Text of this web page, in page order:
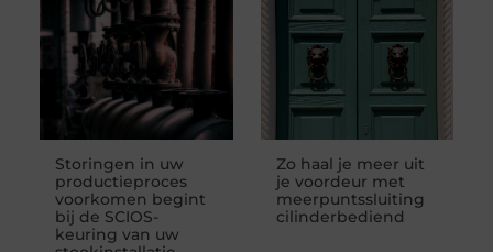
Storingen in uw
productieproces
voorkomen begint
bij de SCIOS-
keuring van uw
Zo haal je meer uit
je voordeur met
meerpuntssluiting
cilinderbediend